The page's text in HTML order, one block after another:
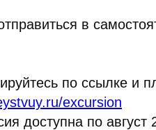
в
по ссылке и
excursion
доступна по август